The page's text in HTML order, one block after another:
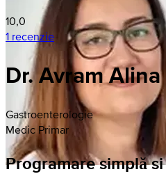
10,0
1 recenzie
Dr. Avram
Gastroenterologie
Medic Primar
Programare simplă